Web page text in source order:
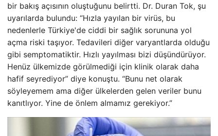
bir bakış açısının oluştuğunu belirtti. Dr. Duran Tok, şu
uyarılarda bulundu: “Hızla yayılan bir virüs, bu
nedenlerle Türkiye'de ciddi bir sağlık sorununa yol
açma riski taşıyor. Tedavileri diğer varyantlarda olduğu
gibi semptomatiktir. Hızlı yayılması bizi düşündürüyor.
Henüz ülkemizde görülmediği için klinik olarak daha
hafif seyrediyor” diye konuştu. “Bunu net olarak
söyleyemem ama diğer ülkelerden gelen veriler bunu
kanıtlıyor. Yine de önlem almamız gerekiyor.”